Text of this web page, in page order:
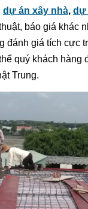
dự án xây nhà, dự
báo giá khác
đánh giá tích cực
quý khách hàng
Trung.